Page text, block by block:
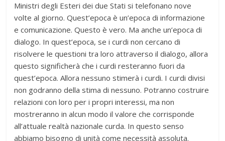
Ministri degli Esteri dei due Stati si telefonano nove
volte al giorno. Quest’epoca è un’epoca di informazione
e comunicazione. Questo è vero. Ma anche un’epoca di
dialogo. In quest’epoca, se i curdi non cercano di
risolvere le questioni tra loro attraverso il dialogo, allora
questo significherà che i curdi resteranno fuori da
quest’epoca. Allora nessuno stimerà i curdi. I curdi divisi
non godranno della stima di nessuno. Potranno costruire
relazioni con loro per i propri interessi, ma non
mostreranno in alcun modo il valore che corrisponde
all’attuale realtà nazionale curda. In questo senso
abbiamo bisogno di unità come necessità assoluta.